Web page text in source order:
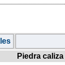
Piedra caliza